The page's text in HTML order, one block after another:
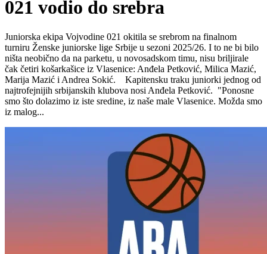
021 vodio do srebra
Juniorska ekipa Vojvodine 021 okitila se srebrom na finalnom
turniru Ženske juniorske lige Srbije u sezoni 2025/26. I to ne bi bilo
ništa neobično da na parketu, u novosadskom timu, nisu briljirale
čak četiri košarkašice iz Vlasenice: Anđela Petković, Milica Mazić,
Marija Mazić i Andrea Sokić. Kapitensku traku juniorki jednog od
najtrofejnijih srbijanskih klubova nosi Anđela Petković. "Ponosne
smo što dolazimo iz iste sredine, iz naše male Vlasenice. Možda smo
iz malog...